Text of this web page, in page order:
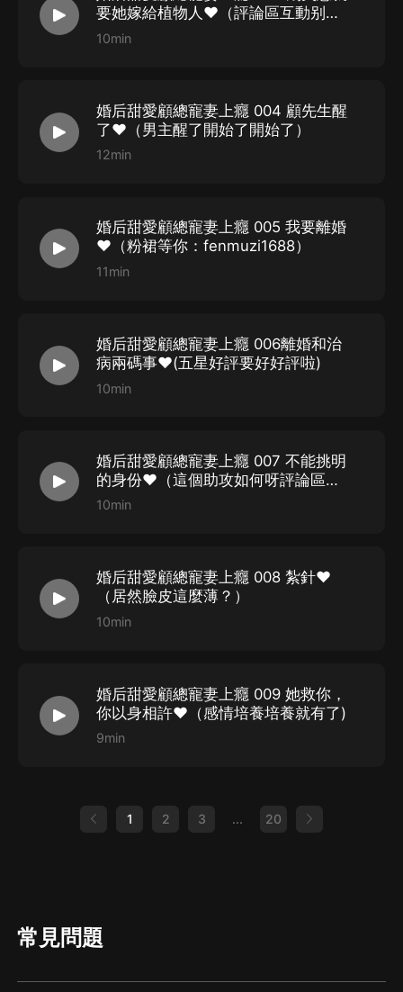
海報策劃：粉沐紫
（封面圖為原創不支持二次創作用途 ）
CAST
徐麗/秦暖：胖歐子
鄭宇：杜悅聲
洛熠辰：小劉瓜
余晶：米兔兔9689
聶歡：子文七七
林若瑩：雨籃子
顧浩天/孟飛翔：瓶子
蕭玉/徐美/秦老太：真源lucky
聶歡：子文七七
葉青依/於蘭：萬事亨通
羅欣：初玉兮
要她嫁給植物人❤️（評論區互動别忘
了呢等你哦）
10min
婚后甜愛顧總寵妻上癮 004 顧先生醒
了❤️（男主醒了開始了開始了）
12min
婚后甜愛顧總寵妻上癮 005 我要離婚
❤️（粉裙等你：fenmuzi1688）
11min
婚后甜愛顧總寵妻上癮 006離婚和治
病兩碼事❤️(五星好評要好好評啦)
10min
婚后甜愛顧總寵妻上癮 007 不能挑明
的身份❤️（這個助攻如何呀評論區告
訴我哦）
10min
婚后甜愛顧總寵妻上癮 008 紮針❤️
（居然臉皮這麼薄？）
10min
婚后甜愛顧總寵妻上癮 009 她救你，
你以身相許❤️（感情培養培養就有了)
9min
1 2 3 ... 20
常見問題